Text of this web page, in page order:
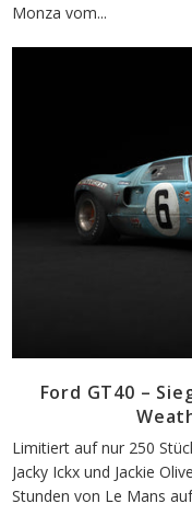
Monza vom...
Ford GT40 –
Limitiert auf nur 250
Jacky Ickx und Jackie
Stunden von Le Mans